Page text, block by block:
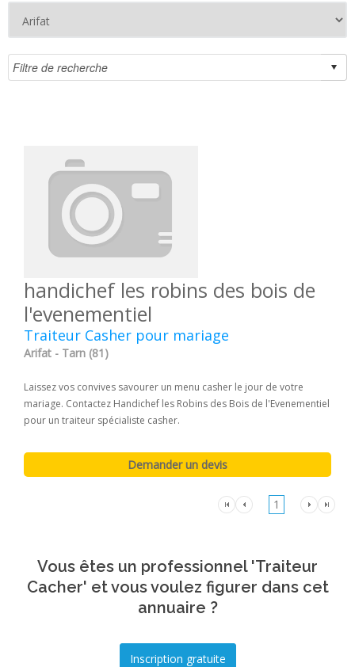
handichef les robins des bois de
l'evenementiel
Traiteur Casher pour mariage
Arifat - Tarn (81)
Laissez vos convives savourer un menu casher le jour de votre
mariage. Contactez Handichef les Robins des Bois de l'Evenementiel
pour un traiteur spécialiste casher.
1
Vous êtes un professionnel 'Traiteur
Cacher' et vous voulez figurer dans cet
annuaire ?